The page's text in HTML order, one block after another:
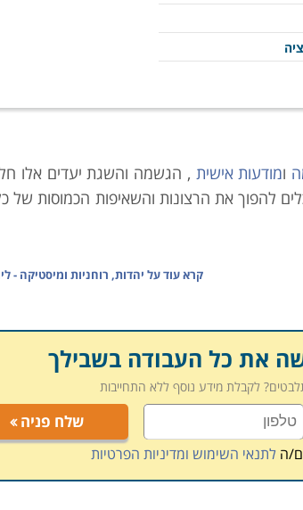
ומודעות אישית , הגשמה והשגת יעדים אלו
להפוך את הרצונות והשאיפות הכמוסות של
יד של כל אחד, באופן שניתן לקבל תמונה
אותו באופן אישי להבנה עמוקה יותר
זה להעשיר את רמת הידע על התאמה בין
עובדים סוציאליים והוראה.
ערב בתכנית לימודים גמישה. בתכנית
קרא עוד על יהדות, רוחניות ומיסטיקה -
את כל העבודה בשבילך
לקבלת מידע נוסף ללא התחייבות
שלח פניה
הלתנאי השימוש ומדיניות הפרטיות